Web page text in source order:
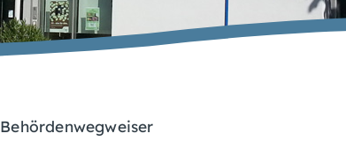
Behördenwegweiser